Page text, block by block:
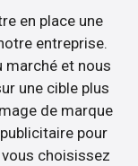
en place une
entreprise.
marché et nous
une cible plus
de marque
pour
choisissez